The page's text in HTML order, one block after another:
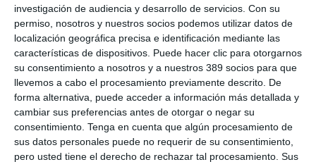
investigación de audiencia y desarrollo de servicios. Con su
permiso, nosotros y nuestros socios podemos utilizar datos de
localización geográfica precisa e identificación mediante las
características de dispositivos. Puede hacer clic para otorgarnos
su consentimiento a nosotros y a nuestros 389 socios para que
llevemos a cabo el procesamiento previamente descrito. De
forma alternativa, puede acceder a información más detallada y
cambiar sus preferencias antes de otorgar o negar su
consentimiento. Tenga en cuenta que algún procesamiento de
sus datos personales puede no requerir de su consentimiento,
pero usted tiene el derecho de rechazar tal procesamiento. Sus
investigadores.
El informe refleja que esta desigualdad que se apunta no solo
tiene un elevado coste social, sino también económico. Según
elBanco Mundial, la exclusión de las personas con
discapacidad del mercado laboral puede traducirse en pérdidas
equivalentes al 3-7% del PIB, como consecuencia del
desaprovechamiento del talento, la menor productividad
agregada y el incremento del gasto en prestaciones sociales.
Durante la presentación se señaló que las empresas tienen la
oportunidad y responsabilidad de crear entornos donde todas